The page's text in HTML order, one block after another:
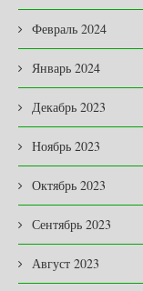
Февраль 2024
Январь 2024
Декабрь 2023
Ноябрь 2023
Октябрь 2023
Сентябрь 2023
Август 2023